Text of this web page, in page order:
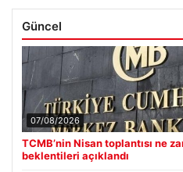
Güncel
07/08/2026
TCMB’nin Nisan toplantısı ne
beklentileri açıklandı